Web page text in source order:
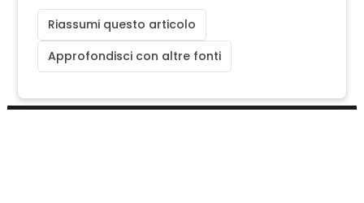
Riassumi questo articolo
Approfondisci con altre fonti